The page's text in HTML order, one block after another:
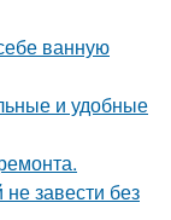
ванную
и удобные
не завести без